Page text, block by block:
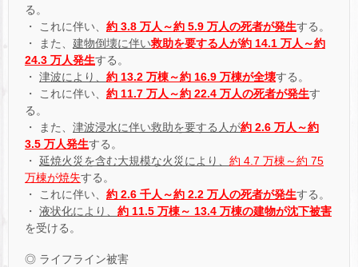
る。
・ これに伴い、 約 3.8 万人～約 5.9 万人の死者が発生する。
・ また、 建物倒壊に伴い救助を要する人が約 14.1 万人～約
24.3 万人発生する。
・ 津波により、 約 13.2 万棟～約 16.9 万棟が全壊する。
・ これに伴い、 約 11.7 万人～約 22.4 万人の死者が発生す
る。
・ また、 津波浸水に伴い救助を要する人が約 2.6 万人～約
3.5 万人発生する。
・ 延焼火災を含む大規模な火災により、 約 4.7 万棟～約 75
万棟が焼失する。
・ これに伴い、 約 2.6 千人～約 2.2 万人の死者が発生する。
・ 液状化により、 約 11.5 万棟～ 13.4 万棟の建物が沈下被害
を受ける。
◎ ライフライン被害